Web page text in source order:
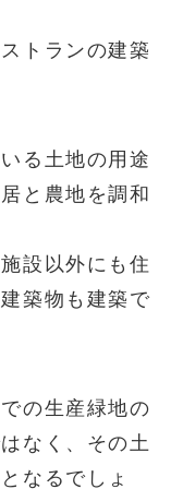
トランの建築
る土地の用途
と農地を調和
設以外にも住
築物も建築で
の生産緑地の
なく、その土
なるでしょ